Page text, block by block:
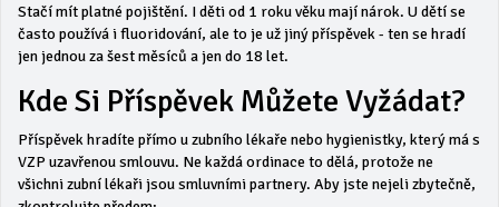
Stačí mít platné pojištění. I děti od 1 roku věku mají nárok. U dětí se
často používá i fluoridování, ale to je už jiný příspěvek - ten se hradí
jen jednou za šest měsíců a jen do 18 let.
Kde Si Příspěvek Můžete Vyžádat?
Příspěvek hradíte přímo u zubního lékaře nebo hygienistky, který má s
VZP uzavřenou smlouvu. Ne každá ordinace to dělá, protože ne
všichni zubní lékaři jsou smluvními partnery. Aby jste nejeli zbytečně,